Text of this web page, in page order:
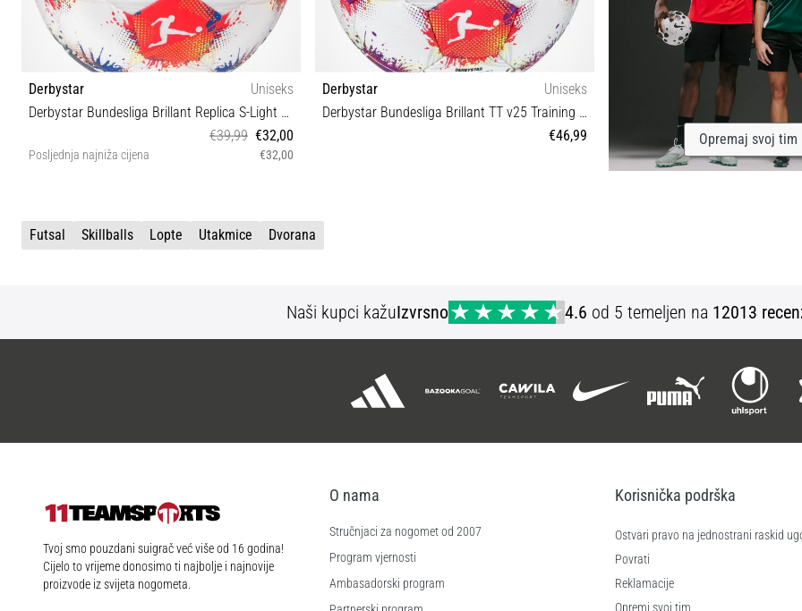
Derbystar
Uniseks
Derbystar Bundesliga Brillant Replica S-Light v25 Training Ball
€39,99 €32,00
Posljednja najniža cijena €32,00
Derbystar
Uniseks
Derbystar Bundesliga Brillant TT v25 Training Ball
€46,99
Opremaj svoj tim
Futsal Skillballs Lopte Utakmice Dvorana
Naši kupci kažuIzvrsno 4.6 od 5 temeljen na 12013
11teamsports.hr
Tvoj smo pouzdani suigrač već više od 16 godina!
Cijelo to vrijeme donosimo ti najbolje i najnovije
proizvode iz svijeta nogometa.
O nama
Stručnjaci za nogomet od 2007
Program vjernosti
Ambasadorski program
Korisnička podrška
Ostvari pravo na jednostrani raskid
Povrati
Reklamacije
Opremi svoj tim